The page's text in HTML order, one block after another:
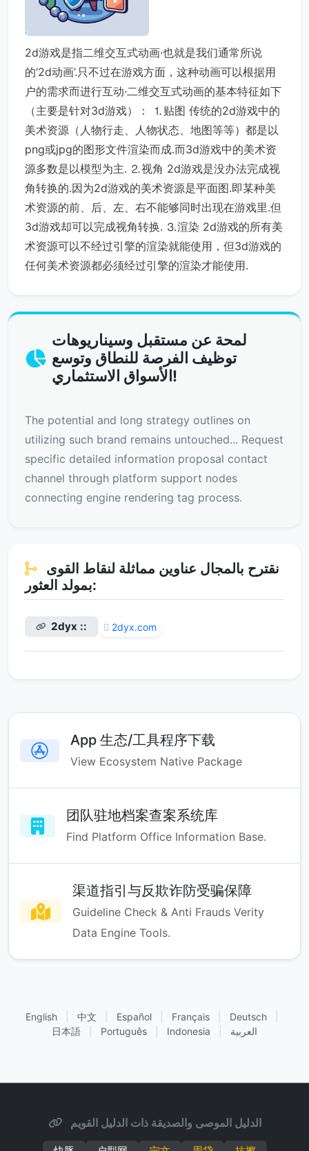
2d游戏是指二维交互式动画·也就是我们通常所说
的‘2d动画’.只不过在游戏方面，这种动画可以根据用
户的需求而进行互动·二维交互式动画的基本特征如下
（主要是针对3d游戏）： ⒈贴图 传统的2d游戏中的
美术资源（人物行走、人物状态、地图等等）都是以
png或jpg的图形文件渲染而成.而3d游戏中的美术资
源多数是以模型为主. ⒉视角 2d游戏是没办法完成视
角转换的.因为2d游戏的美术资源是平面图.即某种美
术资源的前、后、左、右不能够同时出现在游戏里.但
3d游戏却可以完成视角转换. ⒊渲染 2d游戏的所有美
术资源可以不经过引擎的渲染就能使用，但3d游戏的
任何美术资源都必须经过引擎的渲染才能使用.
لمحة عن مستقبل وسيناريوهات
توظيف الفرصة للنطاق وتوسع
الأسواق الاستثماري!
The potential and long strategy outlines on
utilizing such brand remains untouched... Request
specific detailed information proposal contact
channel through platform support nodes
connecting engine rendering tag process.
بمولد العثور:
2dyx :: 2dyx.com
App 生态/工具程序下载
View Ecosystem Native Package
团队驻地档案查案系统库
Find Platform Office Information Base.
渠道指引与反欺诈防受骗保障
Guideline Check & Anti Frauds Verity
Data Engine Tools.
English 中文 Español Français Deutsch
日本語
Português Indonesia العربية
الدليل الموصى والصديقة ذات الدليل القويم